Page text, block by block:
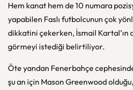
Hem kanat hem de 10 numara
yapabilen Faslı futbolcunun çok
dikkatini çekerken, İsmail Kartal’ın
görmeyi istediği belirtiliyor.
Öte yandan Fenerbahçe
şu an için Mason Greenwood